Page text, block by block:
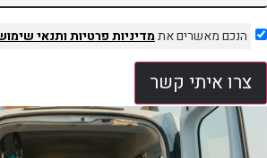
הנכם מאשרים אתמדיניות פרטיותותנאי שימוש
צרו איתי קשר